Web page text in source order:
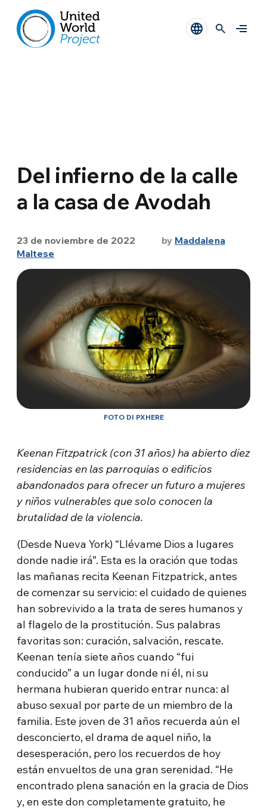
Del infierno de la calle
a la casa de Avodah
23 de noviembre de 2022 by Maddalena
Maltese
FOTO DI PXHERE
Keenan Fitzpatrick (con 31 años) ha abierto diez
residencias en las parroquias o edificios
abandonados para ofrecer un futuro a mujeres
y niños vulnerables que solo conocen la
brutalidad de la violencia.
(Desde Nueva York) “Llévame Dios a lugares
donde nadie irá”. Esta es la oración que todas
las mañanas recita Keenan Fitzpatrick, antes
de comenzar su servicio: el cuidado de quienes
han sobrevivido a la trata de seres humanos y
al flagelo de la prostitución. Sus palabras
favoritas son: curación, salvación, rescate.
Keenan tenía siete años cuando “fui
conducido” a un lugar donde ni él, ni su
hermana hubieran querido entrar nunca: al
abuso sexual por parte de un miembro de la
familia. Este joven de 31 años recuerda aún el
desconcierto, el drama de aquel niño, la
desesperación, pero los recuerdos de hoy
están envueltos de una gran serenidad. “He
encontrado plena sanación en la gracia de Dios
y, en este don completamente gratuito, he